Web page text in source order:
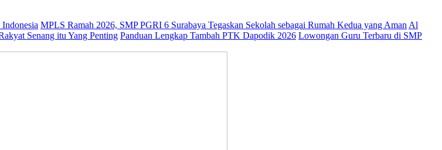
MPLS Ramah 2026, SMP PGRI 6 Surabaya Tegaskan Sekolah sebagai Rumah Kedua yang Aman Al
Senang itu Yang Penting Panduan Lengkap Tambah PTK Dapodik 2026 Lowongan Guru Terbaru di SMP